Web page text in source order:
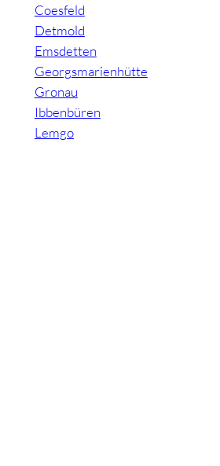
Coesfeld
Detmold
Emsdetten
Georgsmarienhütte
Gronau
Ibbenbüren
Lemgo